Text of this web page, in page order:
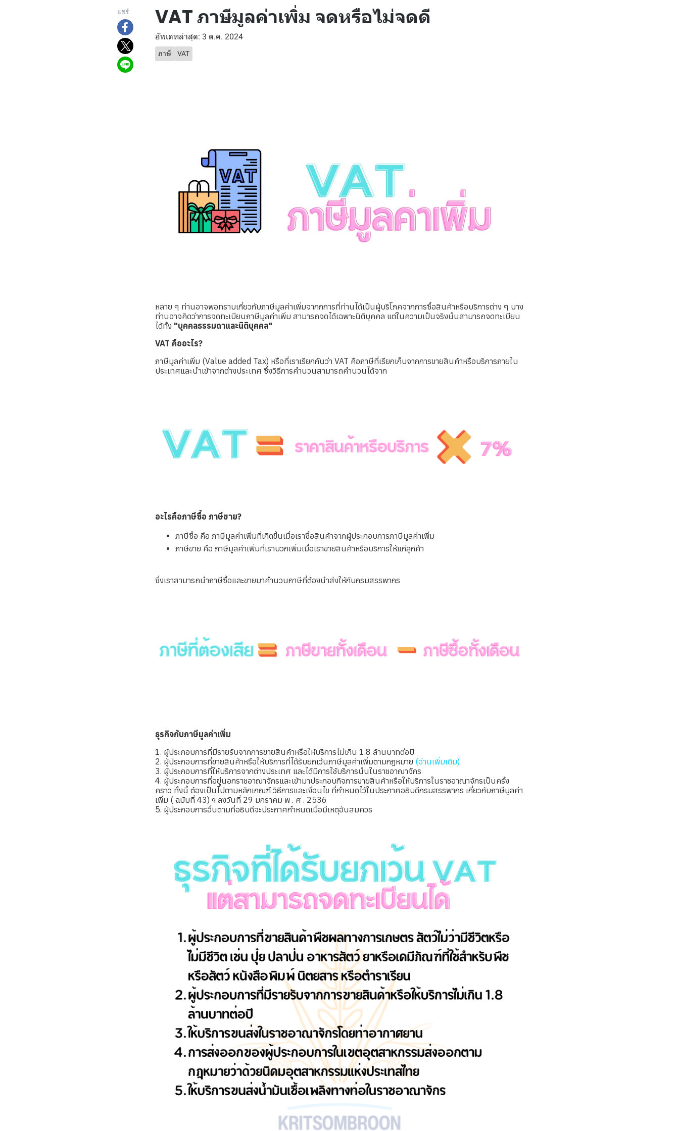
แชร์ VAT ภาษีมูลค่าเพิ่ม จดหรือไม่จดดี
อัพเดทล่าสุด: 3 ต.ค. 2024
ภาษี VAT
หลาย ๆ ท่านอาจพอทราบเกี่ยวกับภาษีมูลค่าเพิ่มจากกการที่ท่านได้เป็นผู้บริโภคจากการซื้อสินค้าหรือบริการต่าง ๆ บาง
ท่านอาจคิดว่าการจดทะเบียนภาษีมูลค่าเพิ่ม สามารถจดได้เฉพาะนิติบุคคล แต่ในความเป็นจริงนั้นสามารถจดทะเบียน
ได้ทั้ง "บุคคลธรรมดาและนิติบุคคล"
VAT คืออะไร?
ภาษีมูลค่าเพิ่ม (Value added Tax) หรือที่เราเรียกกันว่า VAT คือภาษีที่เรียกเก็บจากการขายสินค้าหรือบริการภายใน
ประเทศและนำเข้าจากต่างประเทศ ซึ่งวิธีการคำนวนสามารถคำนวนได้จาก
อะไรคือภาษีซื้อ ภาษีขาย?
ภาษีซื้อ คือ ภาษีมูลค่าเพิ่มที่เกิดขึ้นเมื่อเราซื้อสินค้าจากผู้ประกอบการภาษีมูลค่าเพิ่ม
ภาษีขาย คือ ภาษีมูลค่าเพิ่มที่เราบวกเพิ่มเมื่อเราขายสินค้าหรือบริการให้แก่ลูกค้า
ซึ่งเราสามารถนำภาษีซื้อและขายมาคำนวนภาษีที่ต้องนำส่งให้กับกรมสรรพากร
ธุรกิจกับภาษีมูลค่าเพิ่ม
1. ผู้ประกอบการที่มีรายรับจากการขายสินค้าหรือให้บริการไม่เกิน 1.8 ล้านบาทต่อปี
2. ผู้ประกอบการที่ขายสินค้าหรือให้บริการที่ได้รับยกเว้นภาษีมูลค่าเพิ่มตามกฎหมาย (อ่านเพิ่มเติม)
3. ผู้ประกอบการที่ให้บริการจากต่างประเทศ และได้มีการใช้บริการนั้นในราชอาณาจักร
4. ผู้ประกอบการที่อยู่นอกราชอาณาจักรและเข้ามาประกอบกิจการขายสินค้าหรือให้บริการในราชอาณาจักรเป็นครั้ง
คราว ทั้งนี้ ต้องเป็นไปตามหลักเกณฑ์ วิธีการและเงื่อนไข ที่กำหนดไว้ในประกาศอธิบดีกรมสรรพากร เกี่ยวกับภาษีมูลค่า
เพิ่ม ( ฉบับที่ 43) ฯ ลงวันที่ 29 มกราคม พ . ศ . 2536
5. ผู้ประกอบการอื่นตามที่อธิบดีจะประกาศกำหนดเมื่อมีเหตุอันสมควร